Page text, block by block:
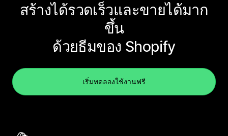
สร้างได้รวดเร็วและขายได้มาก
ขึ้น
ด้วยธีมของ Shopify
เริ่มทดลองใช้งานฟรี